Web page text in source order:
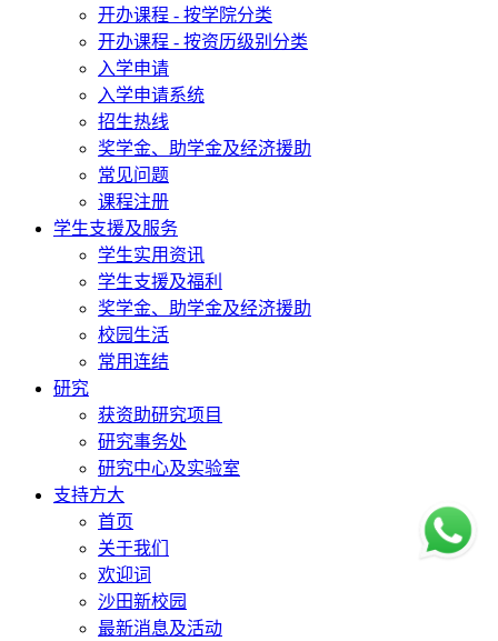
开办课程 - 按学院分类
开办课程 - 按资历级别分类
入学申请
入学申请系统
招生热线
奖学金、助学金及经济援助
常见问题
课程注册
学生支援及服务
学生实用资讯
学生支援及福利
奖学金、助学金及经济援助
校园生活
常用连结
研究
获资助研究项目
研究事务处
研究中心及实验室
支持方大
首页
关于我们
欢迎词
沙田新校园
最新消息及活动